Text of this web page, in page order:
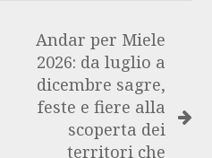
Andar per Miele
2026: da luglio a
dicembre sagre,
feste e fiere alla
scoperta dei
territori che